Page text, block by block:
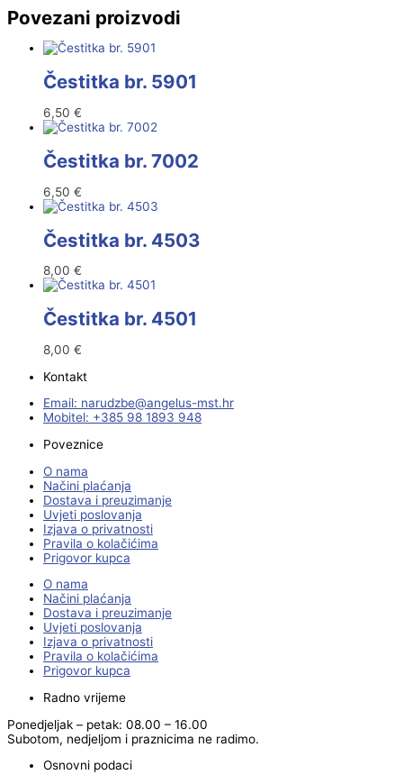
Povezani proizvodi
Čestitka br. 5901
6,50 €
Čestitka br. 7002
6,50 €
Čestitka br. 4503
8,00 €
Čestitka br. 4501
8,00 €
Kontakt
Email:
rh.tsm-sulegna
@ebzduran
Mobitel: +385 98 1893 948
Poveznice
O nama
Načini plaćanja
Dostava i preuzimanje
Uvjeti poslovanja
Izjava o privatnosti
Pravila o kolačićima
Prigovor kupca
O nama
Načini plaćanja
Dostava i preuzimanje
Uvjeti poslovanja
Izjava o privatnosti
Pravila o kolačićima
Prigovor kupca
Radno vrijeme
Ponedjeljak – petak: 08.00 – 16.00
Subotom, nedjeljom i praznicima ne radimo.
Osnovni podaci